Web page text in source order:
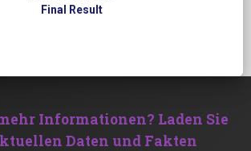
Final Result
Informationen? Laden Sie
Daten und Fakten